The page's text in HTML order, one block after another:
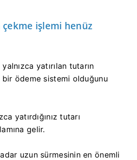
çekme işlemi henüz
yatırılan tutarın
ödeme sistemi olduğunu
yatırdığınız tutarı
gelir.
uzun sürmesinin en önemli